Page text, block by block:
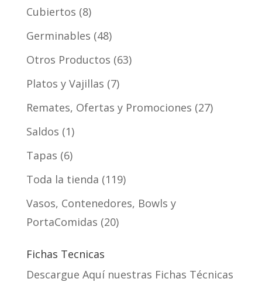
Cubiertos 8
Germinables 48
Otros Productos 63
Platos y Vajillas 7
Remates, Ofertas y Promociones 27
Saldos 1
Tapas 6
Toda la tienda 119
Vasos, Contenedores, Bowls y
PortaComidas 20
Fichas Tecnicas
Descargue Aquí nuestras Fichas Técnicas